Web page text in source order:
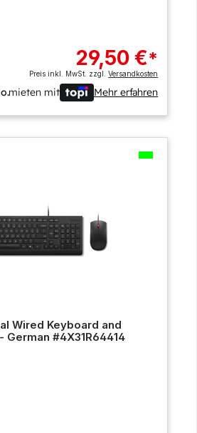
29,50 €*
Preis inkl. MwSt. zzgl.Versandkosten
mieten mit Mehr erfahren
Wired Keyboard and
German #4X31R64414